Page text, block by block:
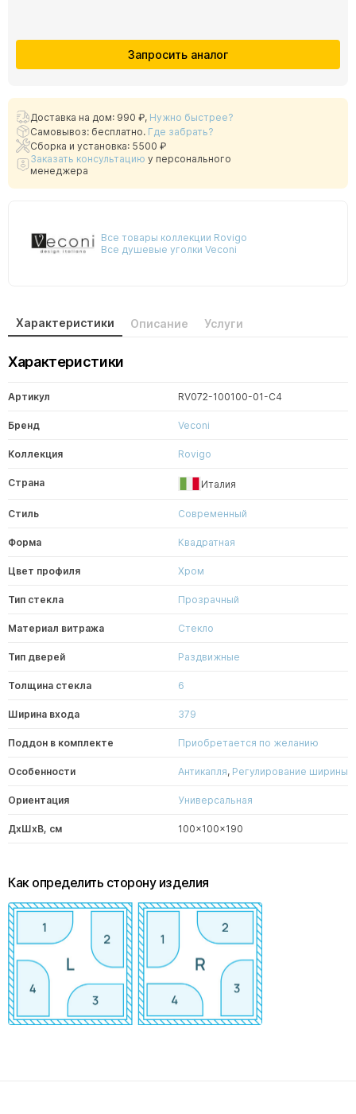
Запросить аналог
Доставка на дом: 990 ₽, Нужно быстрее?
Самовывоз: бесплатно. Где забрать?
Сборка и установка: 5500 ₽
Заказать консультацию у персонального
менеджера
Все товары коллекции Rovigo
Все душевые уголки Veconi
Характеристики Описание Услуги
Характеристики
Артикул RV072-100100-01-C4
Бренд Veconi
Коллекция Rovigo
Страна Италия
Стиль Современный
Форма Квадратная
Цвет профиля Хром
Тип стекла Прозрачный
Материал витража Стекло
Тип дверей Раздвижные
Толщина стекла 6
Ширина входа 379
Поддон в комплекте Приобретается по желанию
Особенности Антикапля, Регулирование ширины
Ориентация Универсальная
ДxШxВ, см 100x100x190
Как определить сторону изделия